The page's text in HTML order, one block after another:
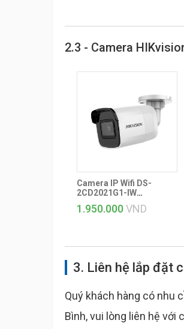
2.3 - Camera
Camera IP Wifi DS-
2CD2021G1-IW
HIKvison
1.950.000 VND
3. Liên hệ lắp đặt
Quý khách hàng có nhu
Bình, vui lòng liên hệ với